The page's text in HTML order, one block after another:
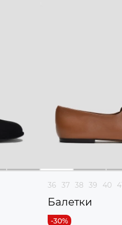
36 37 38 39 40
Балетки